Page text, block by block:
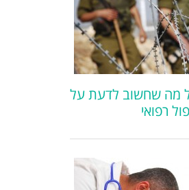
מה שחשוב לדעת על
רפואי